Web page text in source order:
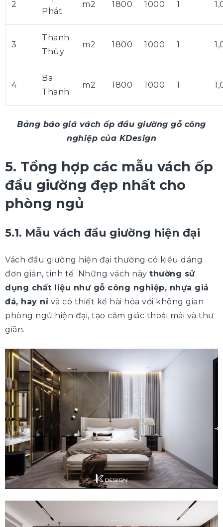
2
Phát
m2 1800 1000 1
3
Thanh
Thùy
m2 1800 1000 1
4
Ba
Thanh
m2 1800 1000 1
Bảng báo giá vách ốp đầu giường gỗ công
nghiệp của KDesign
5. Tổng hợp các mẫu vách ốp
đầu giường đẹp nhất cho
phòng ngủ
5.1. Mẫu vách đầu giường hiện đại
Vách đầu giường hiện đại thường có kiểu dáng
đơn giản, tinh tế. Những vách này thường sử
dụng chất liệu như gỗ công nghiệp, nhựa giả
đá, hay nỉ và có thiết kế hài hòa với không gian
phòng ngủ hiện đại, tạo cảm giác thoải mái và thư
giãn.